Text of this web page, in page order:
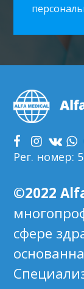
Footer
Рег. номер:
©2022
сфере